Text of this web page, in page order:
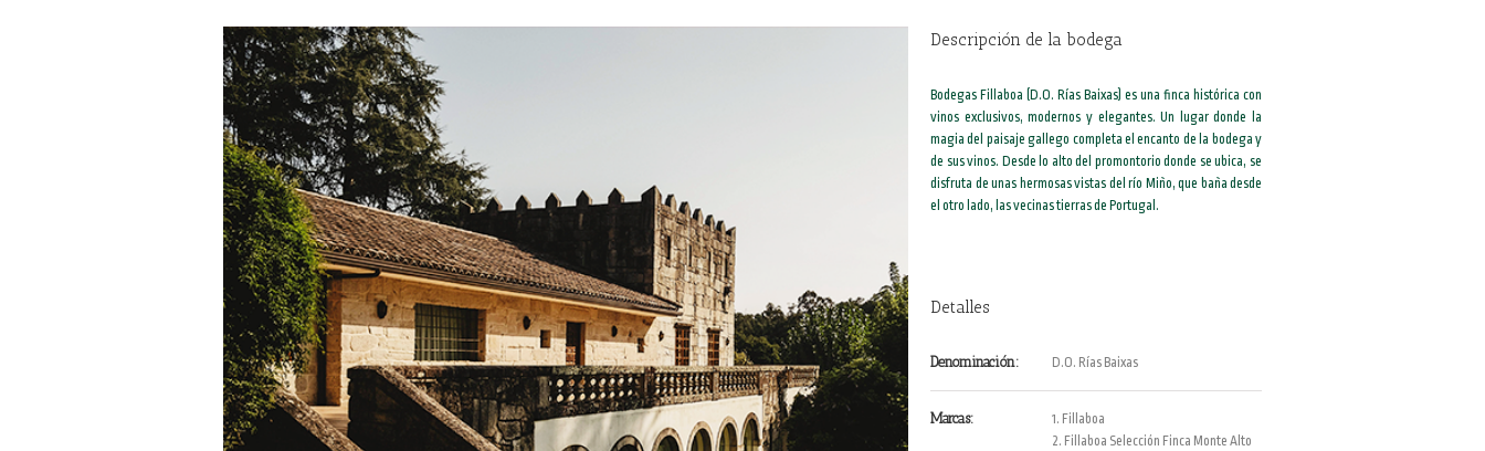
Descripción de la bodega
Bodegas Fillaboa (D.O. Rías Baixas) es una finca histórica con
vinos exclusivos, modernos y elegantes. Un lugar donde la
magia del paisaje gallego completa el encanto de la bodega y
de sus vinos. Desde lo alto del promontorio donde se ubica, se
disfruta de unas hermosas vistas del río Miño, que baña desde
el otro lado, las vecinas tierras de Portugal.
Detalles
Denominación: D.O. Rías Baixas
Marcas:
1. Fillaboa
2. Fillaboa Selección Finca Monte Alto